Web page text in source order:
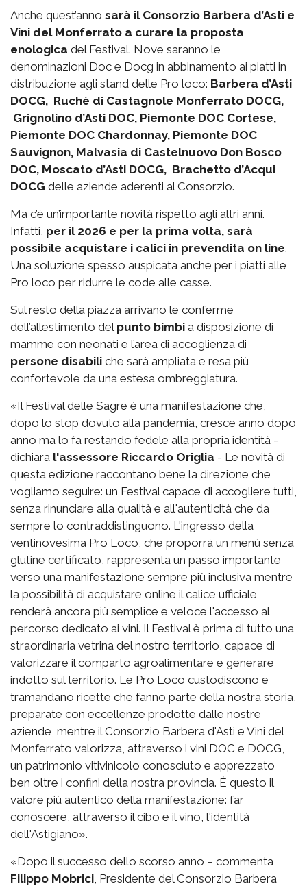
Anche quest’anno sarà il Consorzio Barbera d’Asti e
Vini del Monferrato a curare la proposta
enologica del Festival. Nove saranno le
denominazioni Doc e Docg in abbinamento ai piatti in
distribuzione agli stand delle Pro loco: Barbera d’Asti
DOCG, Ruchè di Castagnole Monferrato DOCG,
Grignolino d’Asti DOC, Piemonte DOC Cortese,
Piemonte DOC Chardonnay, Piemonte DOC
Sauvignon, Malvasia di Castelnuovo Don Bosco
DOC, Moscato d’Asti DOCG, Brachetto d’Acqui
DOCG delle aziende aderenti al Consorzio.
Ma c’è un’importante novità rispetto agli altri anni.
Infatti, per il 2026 e per la prima volta, sarà
possibile acquistare i calici in prevendita on line.
Una soluzione spesso auspicata anche per i piatti alle
Pro loco per ridurre le code alle casse.
Sul resto della piazza arrivano le conferme
dell’allestimento del punto bimbi a disposizione di
mamme con neonati e l’area di accoglienza di
persone disabili che sarà ampliata e resa più
confortevole da una estesa ombreggiatura.
«Il Festival delle Sagre è una manifestazione che,
dopo lo stop dovuto alla pandemia, cresce anno dopo
anno ma lo fa restando fedele alla propria identità -
dichiara l'assessore Riccardo Origlia - Le novità di
questa edizione raccontano bene la direzione che
vogliamo seguire: un Festival capace di accogliere tutti,
senza rinunciare alla qualità e all'autenticità che da
sempre lo contraddistinguono. L'ingresso della
ventinovesima Pro Loco, che proporrà un menù senza
glutine certificato, rappresenta un passo importante
verso una manifestazione sempre più inclusiva mentre
la possibilità di acquistare online il calice ufficiale
renderà ancora più semplice e veloce l'accesso al
percorso dedicato ai vini. Il Festival è prima di tutto una
straordinaria vetrina del nostro territorio, capace di
valorizzare il comparto agroalimentare e generare
indotto sul territorio. Le Pro Loco custodiscono e
tramandano ricette che fanno parte della nostra storia,
preparate con eccellenze prodotte dalle nostre
aziende, mentre il Consorzio Barbera d'Asti e Vini del
Monferrato valorizza, attraverso i vini DOC e DOCG,
un patrimonio vitivinicolo conosciuto e apprezzato
ben oltre i confini della nostra provincia. È questo il
valore più autentico della manifestazione: far
conoscere, attraverso il cibo e il vino, l'identità
dell'Astigiano».
«Dopo il successo dello scorso anno – commenta
Filippo Mobrici, Presidente del Consorzio Barbera